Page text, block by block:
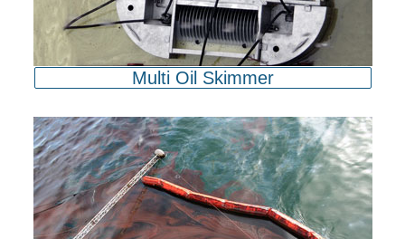
Multi Oil Skimmer